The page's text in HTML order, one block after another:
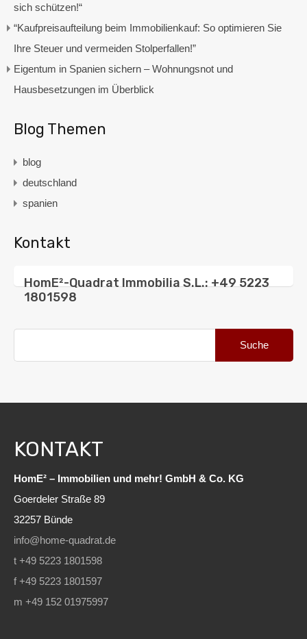
sich schützen!“
“Kaufpreisaufteilung beim Immobilienkauf: So optimieren Sie
Ihre Steuer und vermeiden Stolperfallen!”
Eigentum in Spanien sichern – Wohnungsnot und
Hausbesetzungen im Überblick
Blog Themen
blog
deutschland
spanien
Kontakt
HomE²-Quadrat Immobilia S.L.: +49 5223
1801598
KONTAKT
HomE² – Immobilien und mehr! GmbH & Co. KG
Goerdeler Straße 89
32257 Bünde
info@home-quadrat.de
t +49 5223 1801598
f +49 5223 1801597
m +49 152 01975997